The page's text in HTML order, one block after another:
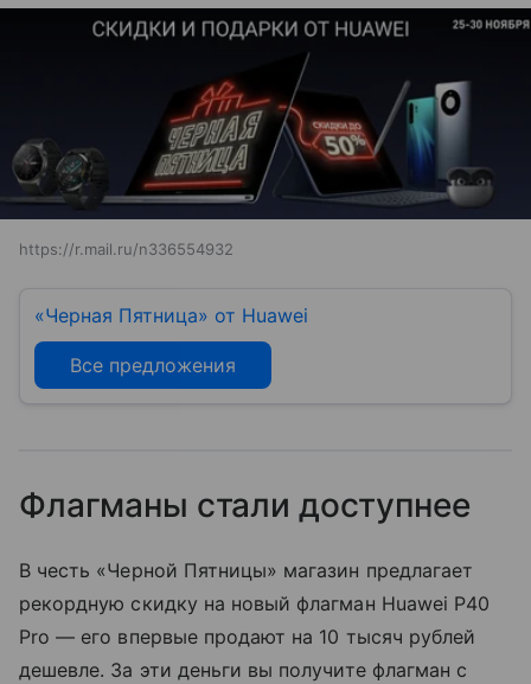
https://r.mail.ru/n336554932
«Черная Пятница» от Huawei
Все предложения
Флагманы стали доступнее
В честь «Черной Пятницы» магазин предлагает
рекордную скидку на новый флагман Huawei P40
Pro — его впервые продают на 10 тысяч рублей
дешевле. За эти деньги вы получите флагман с